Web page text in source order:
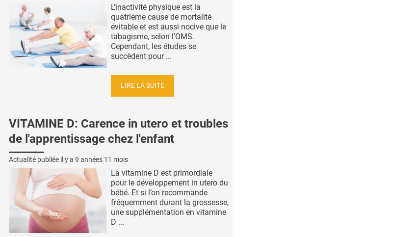
L'inactivité physique est la
quatrième cause de mortalité
évitable et est aussi nocive que le
tabagisme, selon l'OMS.
Cependant, les études se
succèdent pour ...
LIRE LA SUITE
VITAMINE D: Carence in utero et troubles
de l'apprentissage chez l'enfant
Actualité publiée il y a 9 années 11 mois
La vitamine D est primordiale
pour le développement in utero du
bébé. Et si l’on recommande
fréquemment durant la grossesse,
une supplémentation en vitamine
D ...